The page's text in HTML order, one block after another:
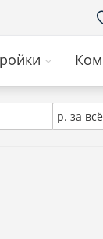
р. за всё